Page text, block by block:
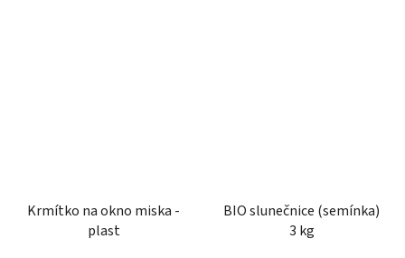
Krmítko na okno miska -
plast
BIO slunečnice (semínka)
3 kg